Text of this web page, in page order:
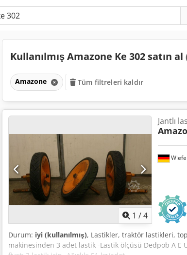
Kullanılmış Amazone Ke 302 satın al
Amazone Tüm filtreleri kaldır
1 /4
Jantlı
Durum: iyi (kullanılmış), Lastikler, traktör lastikleri,
makinesinden 3 adet lastik -Lastik ölçüsü Dedpob A